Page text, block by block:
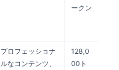
ークン
プロフェッショナ
ルなコンテンツ、
128,0
00ト